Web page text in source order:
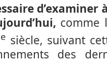
comme
siècle, suivant
des